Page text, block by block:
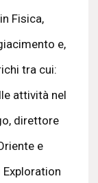
Fisica,
e,
tra cui:
attività nel
direttore
e